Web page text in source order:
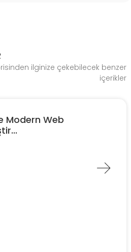
ilginize çekebilecek benzer
içerikler
Modern Web